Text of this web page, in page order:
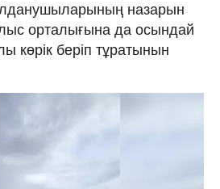
назарын
орталығына да осындай
көрік беріп тұратынын